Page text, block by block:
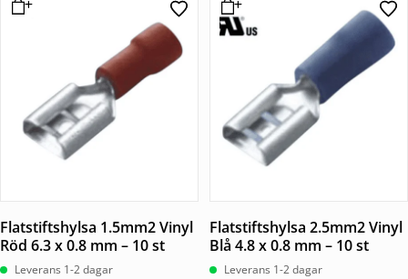
Flatstiftshylsa 1.5mm2 Vinyl
Röd 6.3 x 0.8 mm – 10 st
Leverans 1-2 dagar
Flatstiftshylsa 2.5mm2 Vinyl
Blå 4.8 x 0.8 mm – 10 st
Leverans 1-2 dagar